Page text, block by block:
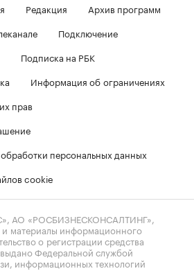
Редакция
Архив программ
Подключение
Подписка на РБК
Информация об ограничениях
прав
персональных данных
cookie
АО «РОСБИЗНЕСКОНСАЛТИНГ»,
и материалы информационного
о регистрации средства
Федеральной службой
информационных технологий